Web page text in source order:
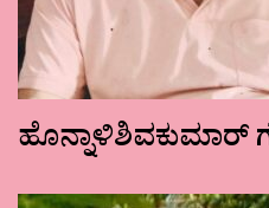
ಹೊನ್ನಾಳಿಶಿವಕುಮಾರ್